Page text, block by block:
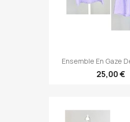
Ensemble En Gaze
25,00 €